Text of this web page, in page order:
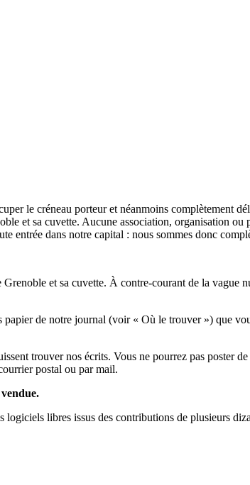
le créneau porteur et néanmoins complètement
et sa cuvette. Aucune association, organisation ou
entrée dans notre capital : nous sommes donc
et sa cuvette. À contre-courant de la vague
de notre journal (voir « Où le trouver ») que
trouver nos écrits. Vous ne pourrez pas poster
postal ou par mail.
logiciels libres issus des contributions de plusieurs